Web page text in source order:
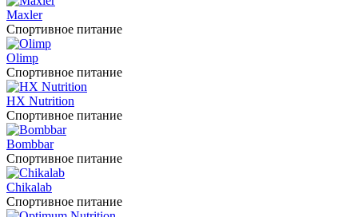
Maxler
Спортивное питание
Olimp
Спортивное питание
HX Nutrition
Спортивное питание
Bombbar
Спортивное питание
Chikalab
Спортивное питание